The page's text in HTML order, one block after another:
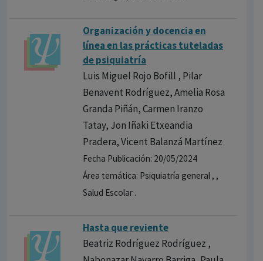
Organización y docencia en
línea en las prácticas tuteladas
de psiquiatría
Luis Miguel Rojo Bofill , Pilar
Benavent Rodríguez, Amelia Rosa
Granda Piñán, Carmen Iranzo
Tatay, Jon Iñaki Etxeandia
Pradera, Vicent Balanzá Martínez
Fecha Publicación: 20/05/2024
Área temática: Psiquiatría general , ,
Salud Escolar .
Hasta que reviente
Beatriz Rodríguez Rodríguez ,